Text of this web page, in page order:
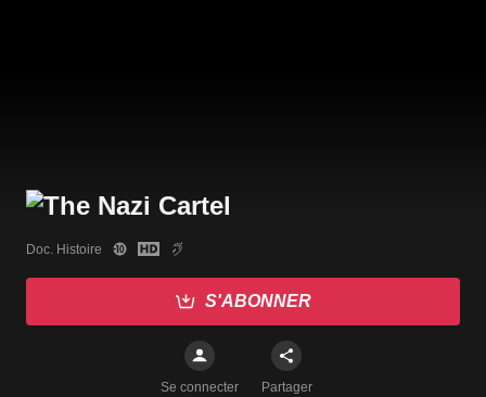
Doc. Histoire
S'ABONNER
Se connecter Partager